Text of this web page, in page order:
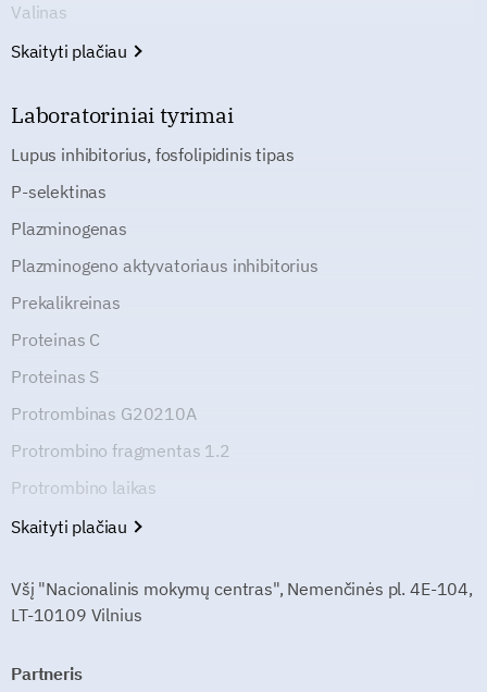
Valinas
Skaityti plačiau
Laboratoriniai tyrimai
Lupus inhibitorius, fosfolipidinis tipas
P-selektinas
Plazminogenas
Plazminogeno aktyvatoriaus inhibitorius
Prekalikreinas
Proteinas C
Proteinas S
Protrombinas G20210A
Protrombino fragmentas 1.2
Protrombino laikas
Skaityti plačiau
Všį "Nacionalinis mokymų centras", Nemenčinės pl. 4E-104,
LT-10109 Vilnius
Partneris